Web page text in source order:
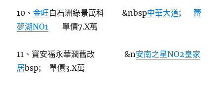
10、金旺白石洲綠景萬科 &nbsp中華大道; 蕾
夢湖NO1 單價7.X萬
11、寶安福永華潤舊改 &n安南之星NO2皇家
居bsp; 單價3.X萬